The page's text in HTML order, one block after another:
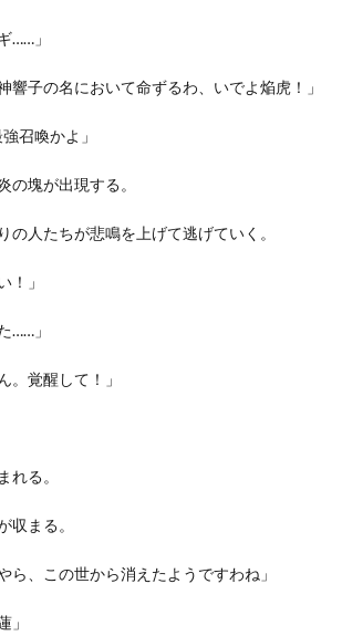
……」
響子の名において命ずるわ、いでよ焔虎！」
召喚かよ」
塊が出現する。
人たちが悲鳴を上げて逃げていく。
！」
……」
。覚醒して！」
る。
まる。
ら、この世から消えたようですわね」
」